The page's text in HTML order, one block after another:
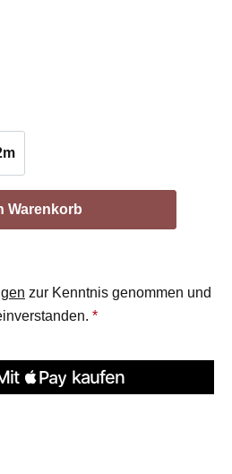
Wert ein
Warenkorb
zur Kenntnis genommen und
*